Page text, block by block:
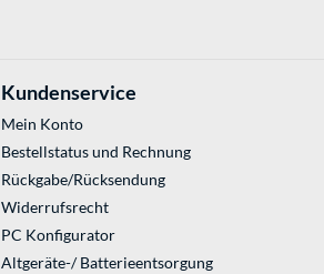
Kundenservice
Mein Konto
Bestellstatus und Rechnung
Rückgabe/Rücksendung
Widerrufsrecht
PC Konfigurator
Altgeräte-/ Batterieentsorgung